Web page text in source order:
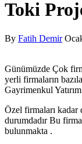
Toki
By Fatih Demir
Günümüzde Çok
yerli firmaların
Gayrimenkul
Özel firmaları kadar
durumdadır Bu
bulunmakta .